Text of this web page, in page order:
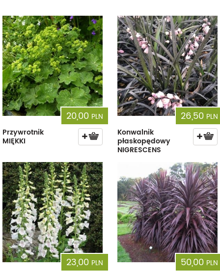
20,00 PLN
Przywrotnik
MIĘKKI
26,50 PLN
Konwalnik
płaskopędowy
NIGRESCENS
23,00 PLN
50,00 PLN